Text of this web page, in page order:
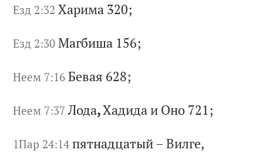
Езд 2:32 Харима 320;
Езд 2:30 Магбиша 156;
Неем 7:16 Бевая 628;
Неем 7:37 Лода,Хадида и Оно 721;
1Пар 24:14 пятнадцатый–Вилге,